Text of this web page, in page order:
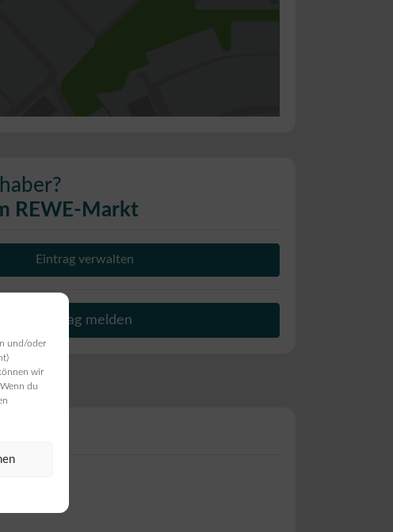
und/oder
wir
du
REWE-Markt
Eintrag verwalten
Beitrag melden